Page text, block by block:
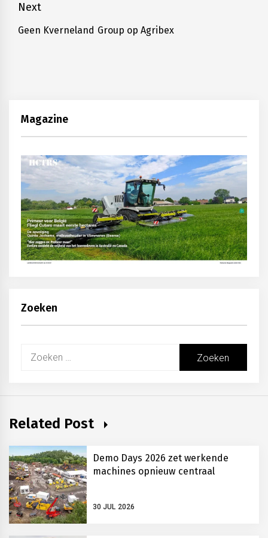
Next
Next
Geen Kverneland Group op Agribex
Magazine
Zoeken
Zoeken
Related Post
Demo Days 2026 zet werkende
machines opnieuw centraal
30 JUL 2026